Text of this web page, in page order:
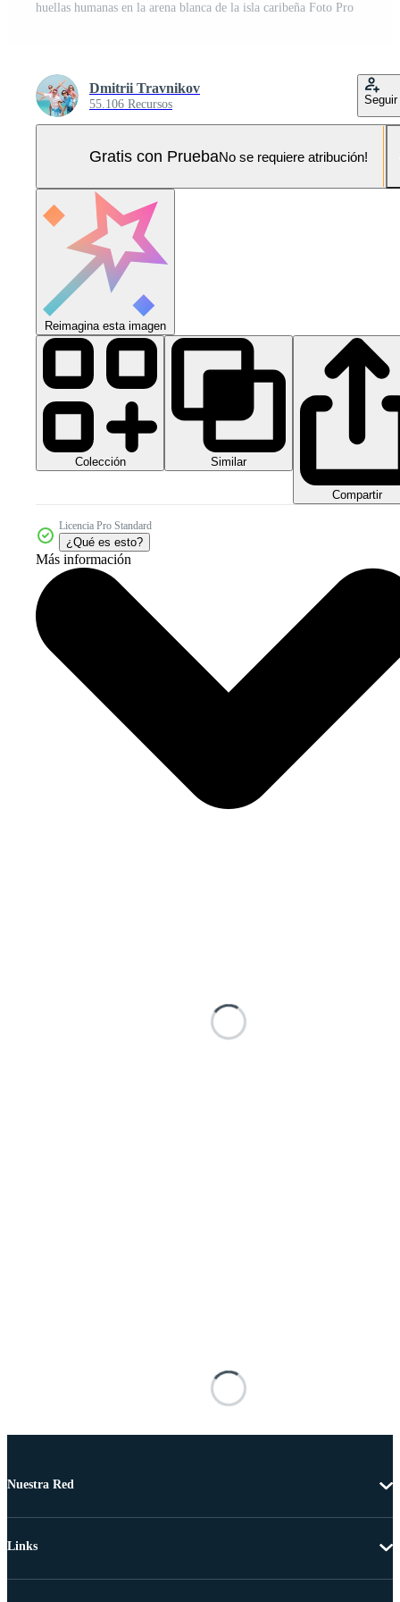
huellas humanas en la arena blanca de la isla caribeña Foto Pro
Dmitrii Travnikov
55.106 Recursos Seguir
Gratis con PruebaNo se requiere atribución!
Reimagina esta imagen
Colección Similar
Compartir
Licencia Pro Standard
¿Qué es esto?
Más información
Nuestra Red
Links